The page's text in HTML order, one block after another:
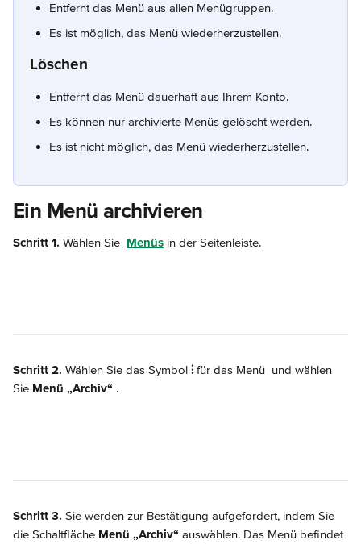
Entfernt das Menü aus allen Menügruppen.
Es ist möglich, das Menü wiederherzustellen.
Löschen
Entfernt das Menü dauerhaft aus Ihrem Konto.
Es können nur archivierte Menüs gelöscht werden.
Es ist nicht möglich, das Menü wiederherzustellen.
Ein Menü archivieren
Schritt 1. Wählen Sie Menüs in der Seitenleiste.
Schritt 2. Wählen Sie das Symbol ⫶ für das Menü und wählen
Sie Menü „Archiv“ .
Schritt 3. Sie werden zur Bestätigung aufgefordert, indem Sie
die Schaltfläche Menü „Archiv“ auswählen. Das Menü befindet